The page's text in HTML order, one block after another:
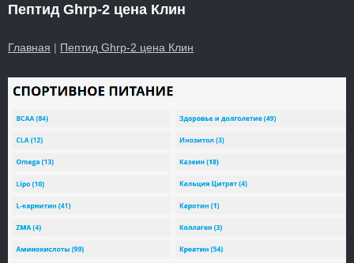
Пептид Ghrp-2 цена Клин
Главная | Пептид Ghrp-2 цена Клин